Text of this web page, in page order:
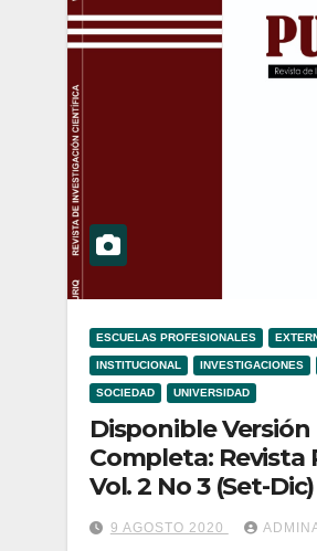
ESCUELAS PROFESIONALES
INSTITUCIONAL INVESTIGACIONES
SOCIEDAD UNIVERSIDAD
Disponible Versión
Completa: Revista
Vol. 2 No 3 (Set-
9 AGOSTO 2020